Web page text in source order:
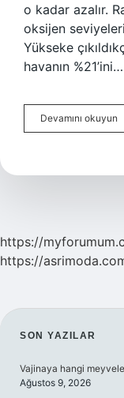
o kadar azalır.
oksijen seviyeleri
Yükseke
havanın %21’ini…
Devamını okuyun
https://
https://
SON YAZILAR
Vajinaya hangi
Ağustos 9, 2026